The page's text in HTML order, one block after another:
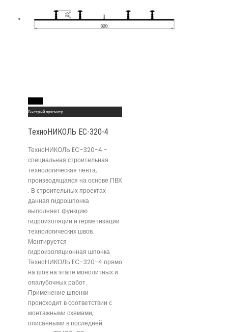
Быстрый просмотр
ТехноНИКОЛЬ EC-320-4
ТехноНИКОЛЬ EC-320-4 -
специальная строительная
технологическая лента,
производящаяся на основе ПВХ
. В строительных проектах
данная гидрошпонка
выполняет функцию
гидроизоляции и герметизации
технологических швов.
Монтируется
гидроизоляционная шпонка
ТехноНИКОЛЬ EC-320-4 прямо
на шов на этапе монолитных и
опалубочных работ.
Применение шпонки
происходит в соответствии с
монтажными схемами,
описанными в последней